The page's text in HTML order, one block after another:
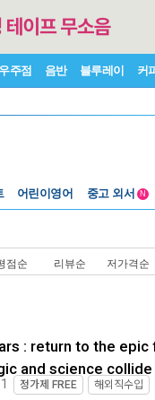
우주점 음반 블루레이 커
어린이영어
중고 외서
N
점순 리뷰순 저가격순
: return to the
and science
정가제 FREE 해외직수입